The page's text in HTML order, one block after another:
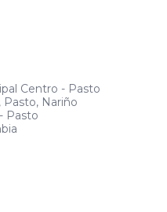
Centro - Pasto
Pasto, Nariño
Pasto